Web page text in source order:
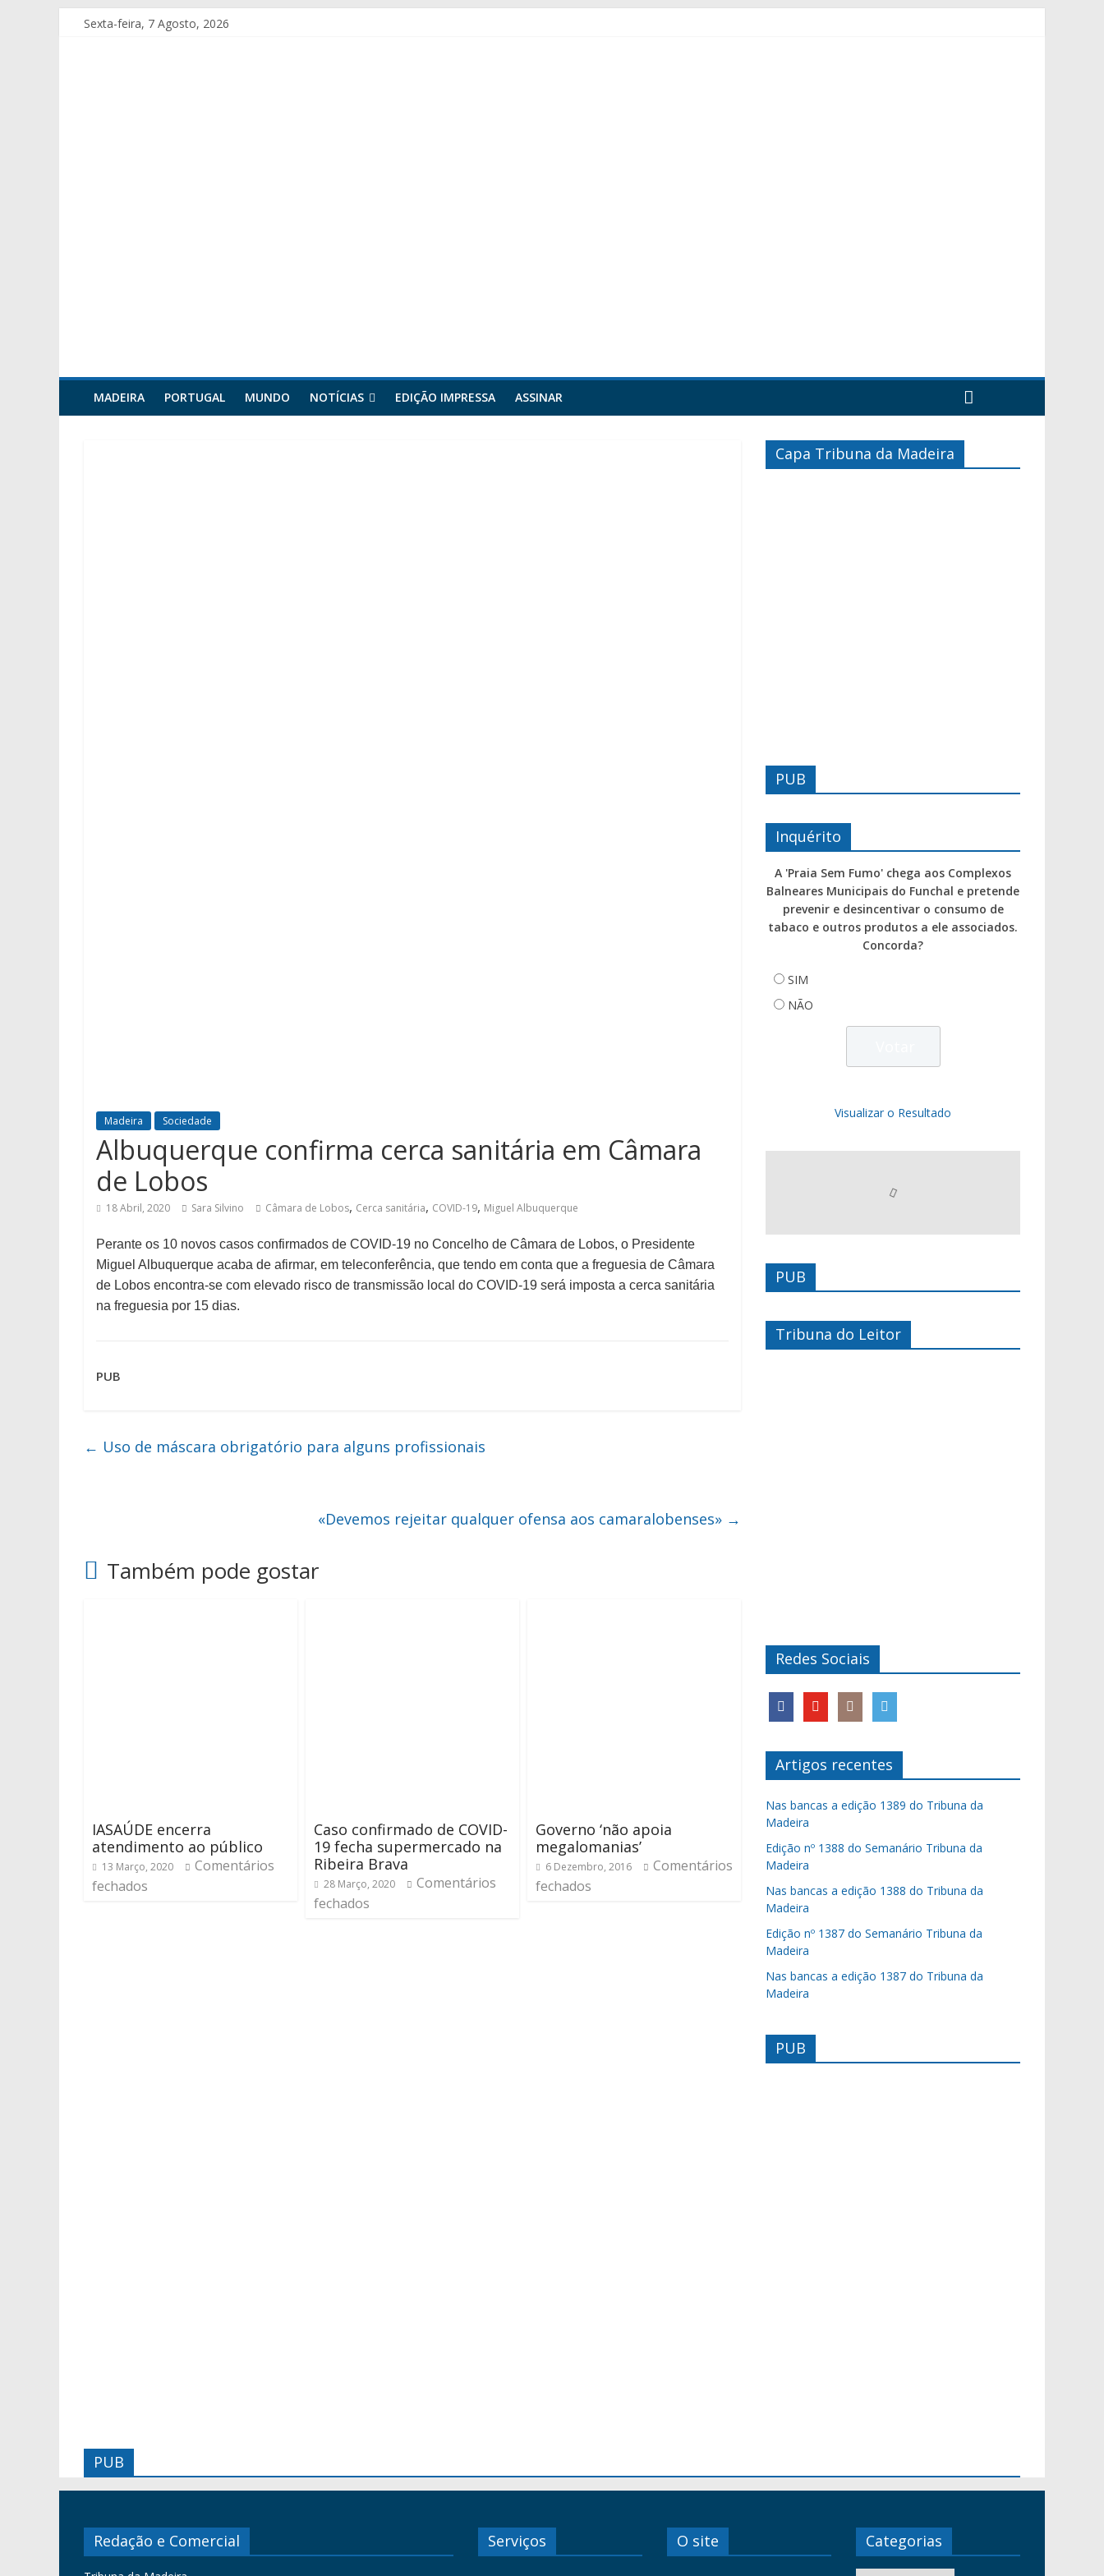
Sexta-feira, 7 Agosto, 2026
MADEIRA PORTUGAL MUNDO NOTÍCIAS EDIÇÃO IMPRESSA ASSINAR
Madeira Sociedade
Albuquerque confirma cerca sanitária em Câmara
de Lobos
18 Abril, 2020 Sara Silvino Câmara de Lobos, Cerca sanitária, COVID-19, Miguel Albuquerque
Perante os 10 novos casos confirmados de COVID-19 no Concelho de Câmara de Lobos, o Presidente
Miguel Albuquerque acaba de afirmar, em teleconferência, que tendo em conta que a freguesia de Câmara
de Lobos encontra-se com elevado risco de transmissão local do COVID-19 será imposta a cerca sanitária
na freguesia por 15 dias.
PUB
← Uso de máscara obrigatório para alguns profissionais
«Devemos rejeitar qualquer ofensa aos camaralobenses» →
Também pode gostar
IASAÚDE encerra
atendimento ao público
13 Março, 2020
Comentários
fechados
Caso confirmado de COVID-
19 fecha supermercado na
Ribeira Brava
28 Março, 2020
Comentários
fechados
Governo ‘não apoia
megalomanias’
6 Dezembro, 2016
Comentários
fechados
Capa Tribuna da Madeira
PUB
Inquérito
A 'Praia Sem Fumo' chega aos Complexos
Balneares Municipais do Funchal e pretende
prevenir e desincentivar o consumo de
tabaco e outros produtos a ele associados.
Concorda?
SIM
NÃO
Visualizar o Resultado
PUB
Tribuna do Leitor
Redes Sociais
Artigos recentes
Nas bancas a edição 1389 do Tribuna da
Madeira
Edição nº 1388 do Semanário Tribuna da
Madeira
Nas bancas a edição 1388 do Tribuna da
Madeira
Edição nº 1387 do Semanário Tribuna da
Madeira
Nas bancas a edição 1387 do Tribuna da
Madeira
PUB
PUB
Redação e Comercial Serviços O site Categorias